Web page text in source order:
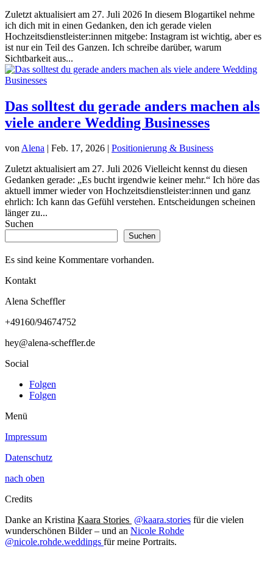
Zuletzt aktualisiert am 27. Juli 2026 In diesem Blogartikel nehme
ich dich mit in einen Gedanken, den ich gerade vielen
Hochzeitsdienstleister:innen mitgebe: Instagram ist wichtig, aber es
ist nur ein Teil des Ganzen. Ich schreibe darüber, warum
Sichtbarkeit aus...
Das solltest du gerade anders machen als
viele andere Wedding Businesses
vonAlena | Feb. 17, 2026 | Positionierung & Business
Zuletzt aktualisiert am 27. Juli 2026 Vielleicht kennst du diesen
Gedanken gerade: „Es bucht irgendwie keiner mehr.“ Ich höre das
aktuell immer wieder von Hochzeitsdienstleister:innen und ganz
ehrlich: Ich kann das Gefühl verstehen. Entscheidungen scheinen
länger zu...
Suchen
Suchen
Es sind keine Kommentare vorhanden.
Kontakt
Alena Scheffler
+49160/94674752
hey@alena-scheffler.de
Social
Folgen
Folgen
Menü
Impressum
Datenschutz
nach oben
Credits
Danke an Kristina Kaara Stories @kaara.stories für die vielen
wunderschönen Bilder – und an Nicole Rohde
@nicole.rohde.weddings für meine Portraits.